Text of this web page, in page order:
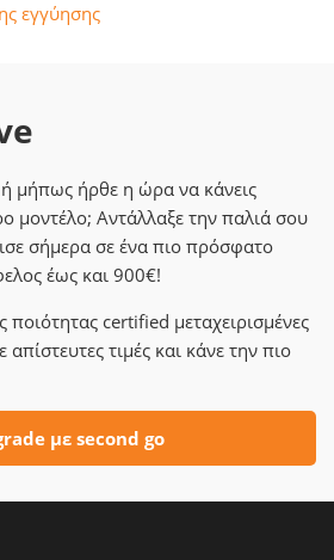
εγγύησης
ή μήπως ήρθε η ώρα να κάνεις
μοντέλο; Αντάλλαξε την παλιά σου
σήμερα σε ένα πιο πρόσφατο
έως και 900€!
certified μεταχειρισμένες
τιμές και κάνε την πιο
με second go